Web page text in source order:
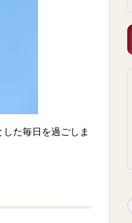
た毎日を過ごしま